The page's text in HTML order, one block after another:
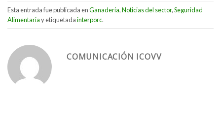
Esta entrada fue publicada enGanadería,Noticias del sector,Seguridad
Alimentariay etiquetadainterporc.
COMUNICACIÓN ICOVV